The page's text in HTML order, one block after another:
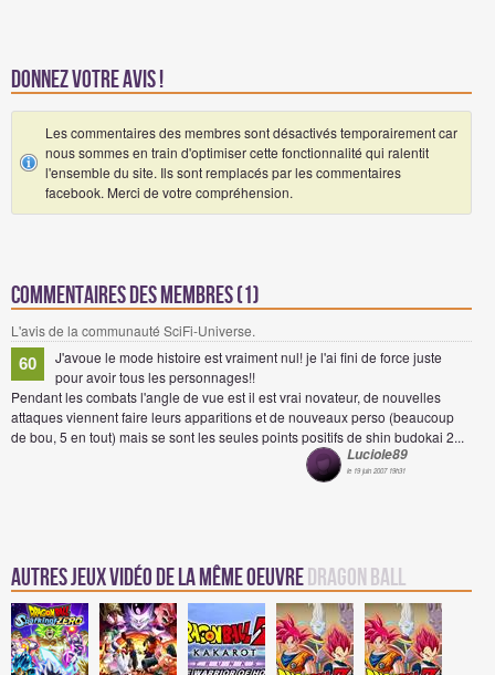
Donnez votre avis !
Les commentaires des membres sont désactivés temporairement car
nous sommes en train d'optimiser cette fonctionnalité qui ralentit
l'ensemble du site. Ils sont remplacés par les commentaires
facebook. Merci de votre compréhension.
Commentaires des membres (1)
L'avis de la communauté SciFi-Universe.
60
J'avoue le mode histoire est vraiment nul! je l'ai fini de force juste
pour avoir tous les personnages!!
Pendant les combats l'angle de vue est il est vrai novateur, de nouvelles
attaques viennent faire leurs apparitions et de nouveaux perso (beaucoup
de bou, 5 en tout) mais se sont les seules points positifs de shin budokai 2...
Luciole89
le 19 juin 2007 19h31
Autres jeux vidéo de la même oeuvreDragon Ball